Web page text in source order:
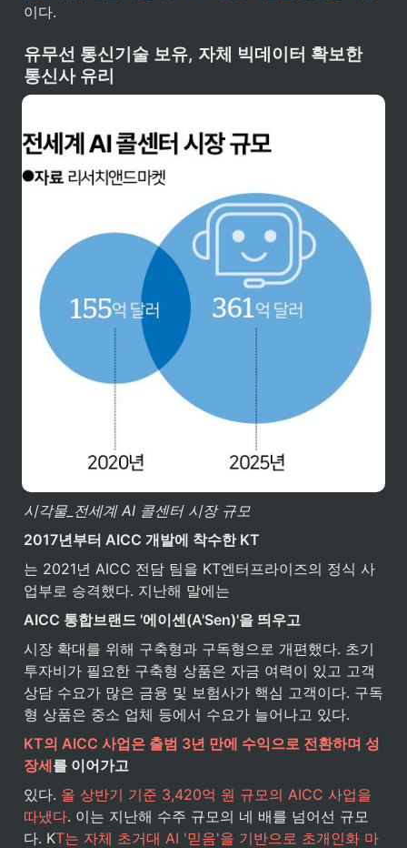
이다.
유무선 통신기술 보유, 자체 빅데이터 확보한
통신사 유리
시각물_전세계 AI 콜센터 시장 규모
2017년부터 AICC 개발에 착수한 KT
는 2021년 AICC 전담 팀을 KT엔터프라이즈의 정식 사
업부로 승격했다. 지난해 말에는
AICC 통합브랜드 '에이센(A'Sen)'을 띄우고
시장 확대를 위해 구축형과 구독형으로 개편했다. 초기
투자비가 필요한 구축형 상품은 자금 여력이 있고 고객
상담 수요가 많은 금융 및 보험사가 핵심 고객이다. 구독
형 상품은 중소 업체 등에서 수요가 늘어나고 있다.
KT의 AICC 사업은 출범 3년 만에 수익으로 전환하며 성
장세를 이어가고
있다. 올 상반기 기준 3,420억 원 규모의 AICC 사업을
따냈다. 이는 지난해 수주 규모의 네 배를 넘어선 규모
다. KT는 자체 초거대 AI '믿음'을 기반으로 초개인화 마